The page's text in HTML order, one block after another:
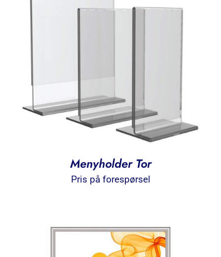
Menyholder Tor
Pris på forespørsel